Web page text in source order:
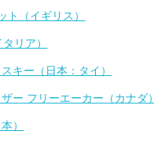
ト（イギリス）
リア）
キー（日本：タイ）
ー フリーエーカー（カナダ）
）